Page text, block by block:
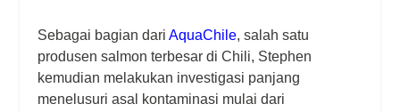
Sebagai bagian dariAquaChile, salah satu
produsen salmon terbesar di Chili, Stephen
kemudian melakukan investigasi panjang
menelusuri asal kontaminasi mulai dari